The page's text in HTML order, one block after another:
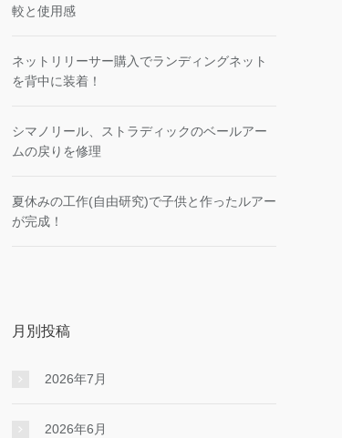
較と使用感
ネットリリーサー購入でランディングネット
を背中に装着！
シマノリール、ストラディックのベールアー
ムの戻りを修理
夏休みの工作(自由研究)で子供と作ったルアー
が完成！
月別投稿
2026年7月
2026年6月